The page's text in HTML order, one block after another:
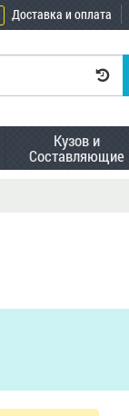
Доставка и оплата
Кузов и
Составляющие